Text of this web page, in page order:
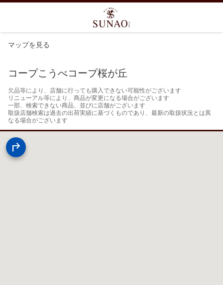
マップを見る
コープこうべコープ桜が丘
欠品等により、店舗に行っても購入できない可能性がございます
リニューアル等により、商品が変更になる場合がございます
一部、検索できない商品、並びに店舗がございます
取扱店舗検索は過去の出荷実績に基づくものであり、最新の取扱状況とは異
なる場合がございます